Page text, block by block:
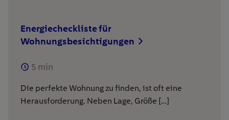
Energiecheckliste für
Wohnungsbesichtigungen
5 min
Die perfekte Wohnung zu finden, ist oft eine
Herausforderung. Neben Lage, Größe […]